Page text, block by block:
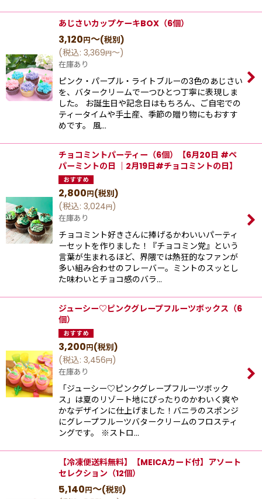
あじさいカップケーキBOX（6個）
3,120円～(税別)
(税込: 3,369円～)
在庫あり
ピンク・パープル・ライトブルーの3色のあじさい
を、バタークリームで一つひとつ丁寧に表現しま
した。 お誕生日や記念日はもちろん、ご自宅での
ティータイムや手土産、季節の贈り物にもおすす
めです。 風…
チョコミントパーティー（6個）【6月20日 #ペ
パーミントの日 ｜2月19日#チョコミントの日】
2,800円(税別)
(税込: 3,024円)
在庫あり
チョコミント好きさんに捧げるかわいいパーティ
ーセットを作りました！『チョコミン党』という
⾔葉が⽣まれるほど、界隈では熱狂的なファンが
多い組み合わせのフレーバー。ミントのスッとし
た味わいとチョコ感のバラ…
ジューシー♡ピンクグレープフルーツボックス（6
個）
3,200円(税別)
(税込: 3,456円)
在庫あり
「ジューシー♡ピンクグレープフルーツボック
ス」は夏のリゾート地にぴったりのかわいく爽や
かなデザインに仕上げました！バニラのスポンジ
にグレープフルーツバタークリームのフロスティ
ングです。 ※ストロ…
【冷凍便送料無料】【MEICAカード付】アソート
セレクション（12個）
5,140円～(税別)